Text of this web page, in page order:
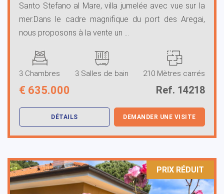
Santo Stefano al Mare, villa jumelée avec vue sur la
mer.Dans le cadre magnifique du port des Aregai,
nous proposons à la vente un ...
3 Chambres 3 Salles de bain 210 Mètres carrés
€ 635.000 Ref. 14218
DÉTAILS DEMANDER UNE VISITE
PRIX ​​RÉDUIT